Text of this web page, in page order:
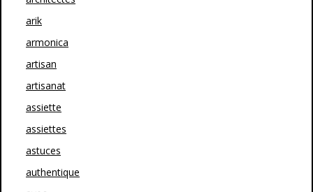
arik
armonica
artisan
artisanat
assiette
assiettes
astuces
authentique